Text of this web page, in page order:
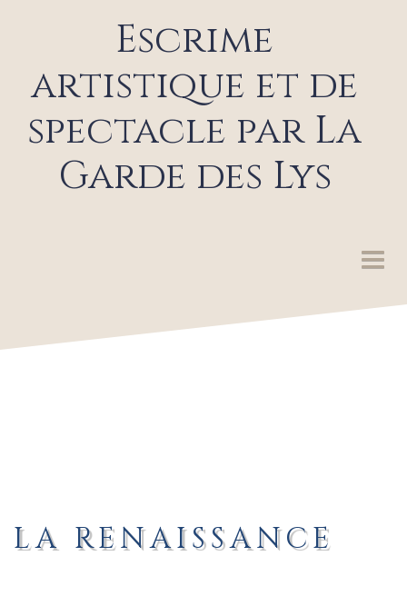
Escrime
artistique et de
spectacle par La
Garde des Lys
LA GARDE DES LYS
LA RENAISSANCE